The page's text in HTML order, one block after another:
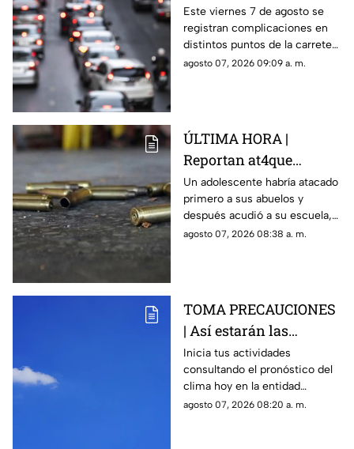
vehicular HOY en la
autopista México
Querétaro
Este viernes 7 de agosto se
registran complicaciones en
distintos puntos de la carretera
57; toma precauciones y
agosto 07, 2026 09:09 a. m.
ÚLTIMA HORA |
Reportan at4que
arm4do en secundaria;
reportan mu3rtos y
decenas de heridos
(+VIDEO DELICADO)
Un adolescente habría atacado
primero a sus abuelos y
después acudió a su escuela,
donde abrió fuego contra
agosto 07, 2026 08:38 a. m.
TOMA PRECAUCIONES
| Así estarán las
condiciones del clima
HOY en Querétaro
Inicia tus actividades
consultando el pronóstico del
clima hoy en la entidad
queretana y sus municipios.
agosto 07, 2026 08:20 a. m.